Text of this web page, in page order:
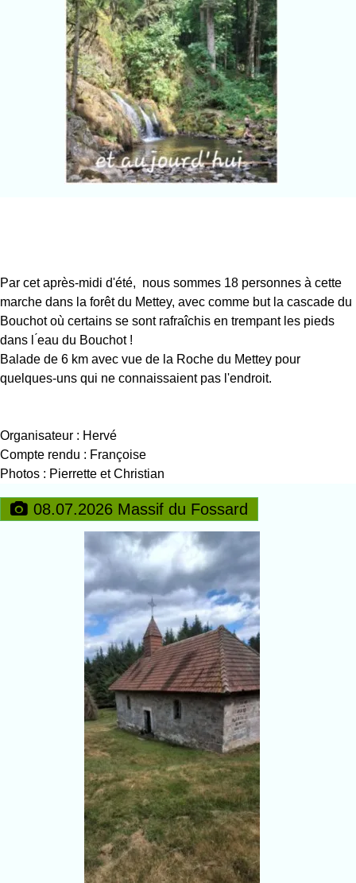
Par cet après-midi d'été, nous sommes 18 personnes à cette
marche dans la forêt du Mettey, avec comme but la cascade du
Bouchot où certains se sont rafraîchis en trempant les pieds
dans l ́eau du Bouchot !
Balade de 6 km avec vue de la Roche du Mettey pour
quelques-uns qui ne connaissaient pas l'endroit.
Organisateur : Hervé
Compte rendu : Françoise
Photos : Pierrette et Christian
08.07.2026 Massif du Fossard